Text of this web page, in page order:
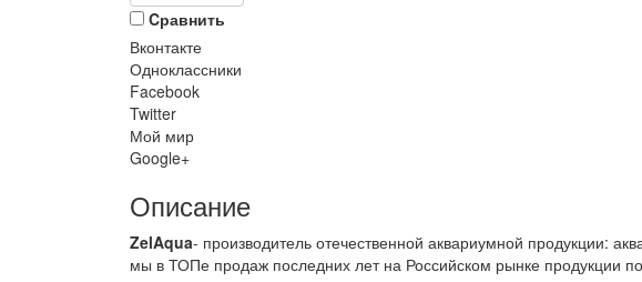
Cравнить
Вконтакте
Одноклассники
Facebook
Twitter
Мой мир
Google+
Описание
ZelAqua- производитель отечественной аквариумной продукции:
мы в ТОПе продаж последних лет на Российском рынке продукции